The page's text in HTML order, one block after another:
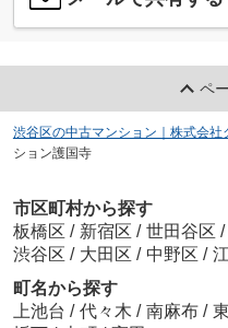
ペ
渋谷区の中古マンション｜株式会社
ション護国寺
市区町村から探す
板橋区 / 新宿区 / 世田谷区 /
渋谷区 / 大田区 / 中野区 /
町名から探す
上池台 / 代々木 / 南麻布 /